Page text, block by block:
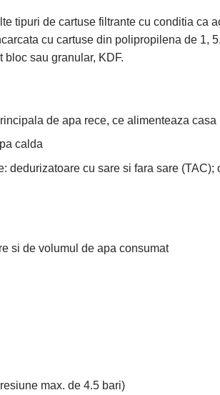
tipuri de cartuse filtrante cu conditia ca
cu cartuse din polipropilena de 1,
sau granular, KDF.
de apa rece, ce alimenteaza casa
calda
dedurizatoare cu sare si fara sare
si de volumul de apa consumat
max. de 4.5 bari)